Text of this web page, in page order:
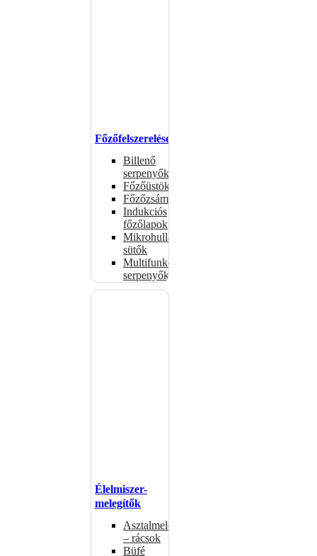
Főzőfelszerelések
Billenő
serpenyők
Főzőüstök
Főzőzsámolyok
Indukciós
főzőlapok
Mikrohullámú
sütők
Multifunkciós
serpenyők
Élelmiszer-
melegítők
Asztalmelegítők
– rácsok
Büfé